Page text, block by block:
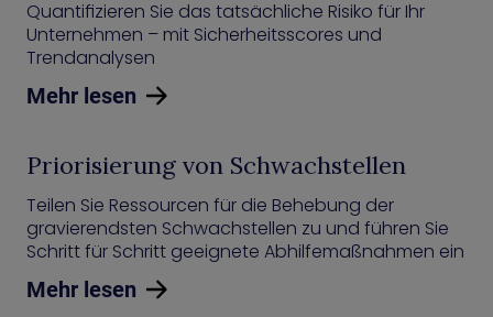
Quantifizieren Sie das tatsächliche Risiko für Ihr
Unternehmen – mit Sicherheitsscores und
Trendanalysen
Mehr lesen
Priorisierung von Schwachstellen
Teilen Sie Ressourcen für die Behebung der
gravierendsten Schwachstellen zu und führen Sie
Schritt für Schritt geeignete Abhilfemaßnahmen ein
Mehr lesen